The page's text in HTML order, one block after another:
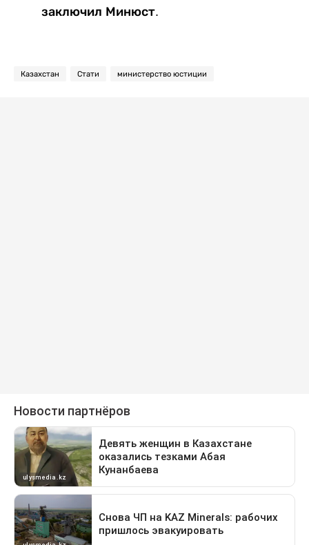
заключил Минюст.
Казахстан Стати министерство юстиции